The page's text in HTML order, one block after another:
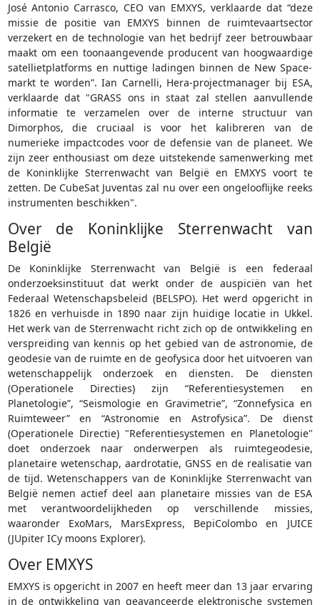
José Antonio Carrasco, CEO van EMXYS, verklaarde dat “deze
missie de positie van EMXYS binnen de ruimtevaartsector
verzekert en de technologie van het bedrijf zeer betrouwbaar
maakt om een toonaangevende producent van hoogwaardige
satellietplatforms en nuttige ladingen binnen de New Space-
markt te worden”. Ian Carnelli, Hera-projectmanager bij ESA,
verklaarde dat "GRASS ons in staat zal stellen aanvullende
informatie te verzamelen over de interne structuur van
Dimorphos, die cruciaal is voor het kalibreren van de
numerieke impactcodes voor de defensie van de planeet. We
zijn zeer enthousiast om deze uitstekende samenwerking met
de Koninklijke Sterrenwacht van België en EMXYS voort te
zetten. De CubeSat Juventas zal nu over een ongelooflijke reeks
instrumenten beschikken".
Over de Koninklijke Sterrenwacht van
België
De Koninklijke Sterrenwacht van België is een federaal
onderzoeksinstituut dat werkt onder de auspiciën van het
Federaal Wetenschapsbeleid (BELSPO). Het werd opgericht in
1826 en verhuisde in 1890 naar zijn huidige locatie in Ukkel.
Het werk van de Sterrenwacht richt zich op de ontwikkeling en
verspreiding van kennis op het gebied van de astronomie, de
geodesie van de ruimte en de geofysica door het uitvoeren van
wetenschappelijk onderzoek en diensten. De diensten
(Operationele Directies) zijn “Referentiesystemen en
Planetologie”, “Seismologie en Gravimetrie”, “Zonnefysica en
Ruimteweer” en “Astronomie en Astrofysica”. De dienst
(Operationele Directie) "Referentiesystemen en Planetologie"
doet onderzoek naar onderwerpen als ruimtegeodesie,
planetaire wetenschap, aardrotatie, GNSS en de realisatie van
de tijd. Wetenschappers van de Koninklijke Sterrenwacht van
België nemen actief deel aan planetaire missies van de ESA
met verantwoordelijkheden op verschillende missies,
waaronder ExoMars, MarsExpress, BepiColombo en JUICE
(JUpiter ICy moons Explorer).
Over EMXYS
EMXYS is opgericht in 2007 en heeft meer dan 13 jaar ervaring
in de ontwikkeling van geavanceerde elektronische systemen